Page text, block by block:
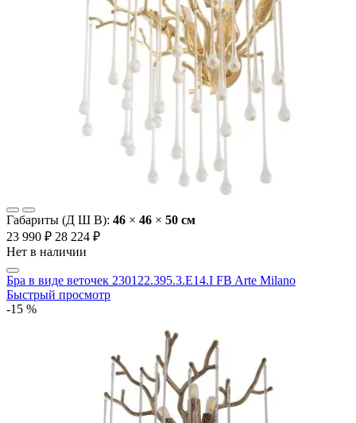
Габариты (Д Ш В): 46 × 46 × 50 cм
23 990 ₽ 28 224 ₽
Нет в наличии
Бра в виде веточек 230122.395.3.E14.I FB Arte Milano
Быстрый просмотр
-15 %